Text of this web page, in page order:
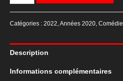
de
du
Catégories : 2022,Années 2020, Comédie
Description
Informations complémentaires